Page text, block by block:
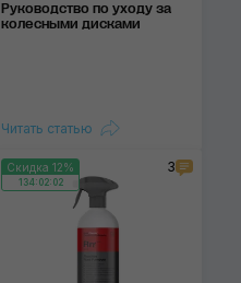
Руководство по уходу за
колесными дисками
Читать статью
Скидка 12%
134:02:02
3